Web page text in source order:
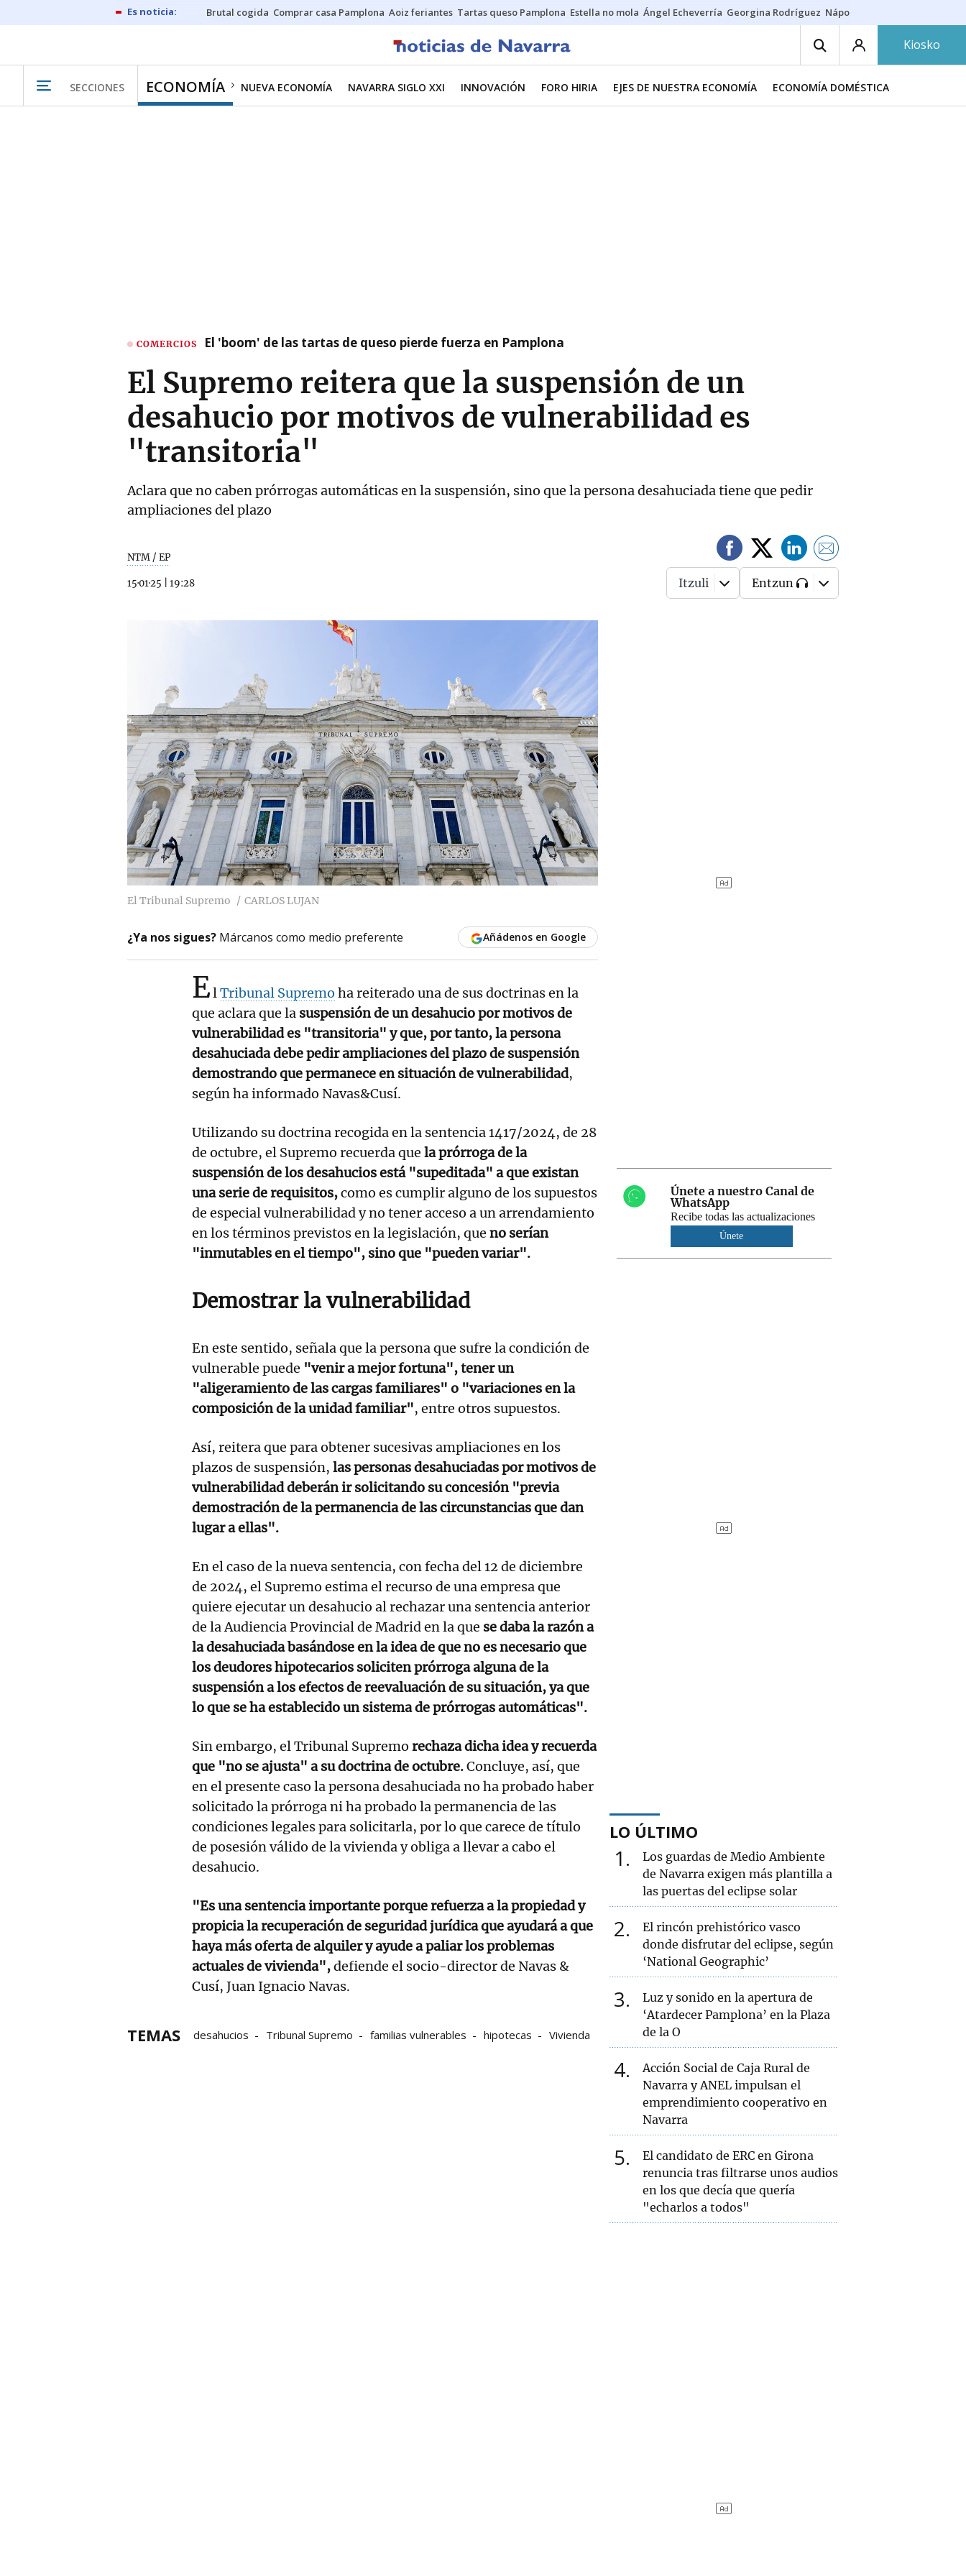
Brutal cogida Comprar casa Pamplona Aoiz feriantes Tartas queso Pamplona Estella no mola Ángel Echeverría Georgina Rodríguez Nápoles - Osasuna
Kiosko
SECCIONES ECONOMÍA NUEVA ECONOMÍA NAVARRA SIGLO XXI INNOVACIÓN FORO HIRIA EJES DE NUESTRA ECONOMÍA ECONOMÍA DOMÉSTICA
COMERCIOS El 'boom' de las tartas de queso pierde fuerza en Pamplona
El Supremo reitera que la suspensión de un
desahucio por motivos de vulnerabilidad es
"transitoria"
Aclara que no caben prórrogas automáticas en la suspensión, sino que la persona desahuciada tiene que pedir
ampliaciones del plazo
NTM / EP
15·01·25 19:28 Itzuli Entzun
El Tribunal Supremo CARLOS LUJAN
¿Ya nos sigues? Márcanos como medio preferente Añádenos en Google
ElTribunal Supremo ha reiterado una de sus doctrinas en la
que aclara que la suspensión de un desahucio por motivos de
vulnerabilidad es "transitoria" y que, por tanto, la persona
desahuciada debe pedir ampliaciones del plazo de suspensión
demostrando que permanece en situación de vulnerabilidad,
según ha informado Navas&Cusí.
Utilizando su doctrina recogida en la sentencia 1417/2024, de 28
de octubre, el Supremo recuerda que la prórroga de la
suspensión de los desahucios está "supeditada" a que existan
una serie de requisitos,como es cumplir alguno de los supuestos
de especial vulnerabilidad y no tener acceso a un arrendamiento
en los términos previstos en la legislación, que no serían
"inmutables en el tiempo", sino que "pueden variar".
Demostrar la vulnerabilidad
En este sentido, señala que la persona que sufre la condición de
vulnerable puede "venir a mejor fortuna", tener un
"aligeramiento de las cargas familiares" o "variaciones en la
composición de la unidad familiar", entre otros supuestos.
Así, reitera que para obtener sucesivas ampliaciones en los
plazos de suspensión, las personas desahuciadas por motivos de
vulnerabilidad deberán ir solicitando su concesión "previa
demostración de la permanencia de las circunstancias que dan
lugar a ellas".
En el caso de la nueva sentencia, con fecha del 12 de diciembre
de 2024, el Supremo estima el recurso de una empresa que
quiere ejecutar un desahucio al rechazar una sentencia anterior
de la Audiencia Provincial de Madrid en la que se daba la razón a
la desahuciada basándose en la idea de que no es necesario que
los deudores hipotecarios soliciten prórroga alguna de la
suspensión a los efectos de reevaluación de su situación, ya que
lo que se ha establecido un sistema de prórrogas automáticas".
Sin embargo, el Tribunal Supremo rechaza dicha idea y recuerda
que "no se ajusta" a su doctrina de octubre.Concluye, así, que
en el presente caso la persona desahuciada no ha probado haber
solicitado la prórroga ni ha probado la permanencia de las
condiciones legales para solicitarla, por lo que carece de título
de posesión válido de la vivienda y obliga a llevar a cabo el
desahucio.
"Es una sentencia importante porque refuerza a la propiedad y
propicia la recuperación de seguridad jurídica que ayudará a que
haya más oferta de alquiler y ayude a paliar los problemas
actuales de vivienda",defiende el socio-director de Navas &
Cusí, Juan Ignacio Navas.
TEMAS desahucios Tribunal Supremo familias vulnerables hipotecas Vivienda
Únete a nuestro Canal de
WhatsApp
Recibe todas las actualizaciones
Únete
LO ÚLTIMO
1
Los guardas de Medio Ambiente
de Navarra exigen más plantilla a
las puertas del eclipse solar
2
El rincón prehistórico vasco
donde disfrutar del eclipse, según
‘National Geographic’
3
Luz y sonido en la apertura de
‘Atardecer Pamplona’ en la Plaza
de la O
4
Acción Social de Caja Rural de
Navarra y ANEL impulsan el
emprendimiento cooperativo en
Navarra
5
El candidato de ERC en Girona
renuncia tras filtrarse unos audios
en los que decía que quería
"echarlos a todos"